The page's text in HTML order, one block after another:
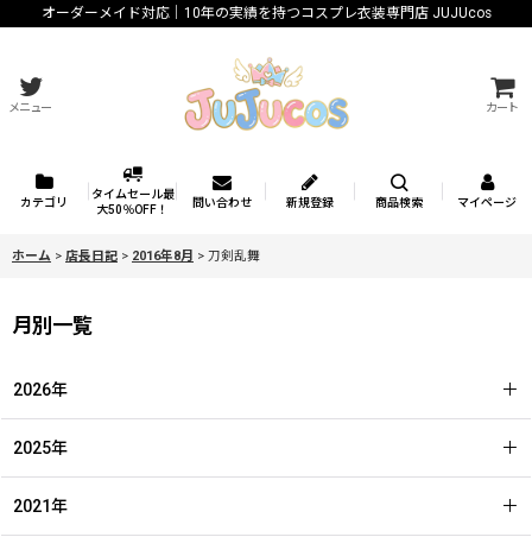
オーダーメイド対応｜10年の実績を持つコスプレ衣装専門店 JUJUcos
メニュー カート
カテゴリ
タイムセール最
大50％OFF！
問い合わせ 新規登録 商品検索 マイページ
ホーム > 店長日記 > 2016年8月 > 刀剣乱舞
月別一覧
2026年
2025年
2021年